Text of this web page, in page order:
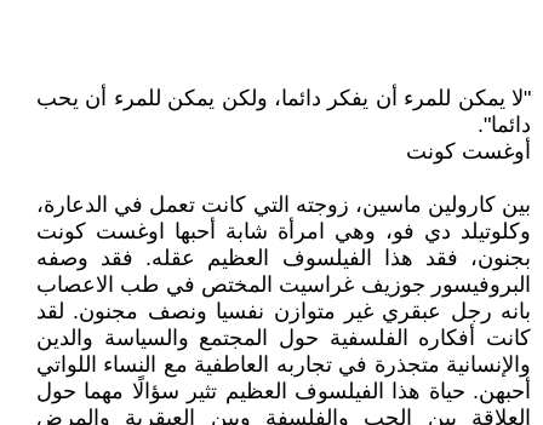
"لا يمكن للمرء أن يفكر دائما، ولكن يمكن للمرء أن يحب
دائما".
أوغست كونت
بين كارولين ماسين، زوجته التي كانت تعمل في الدعارة،
وكلوتيلد دي فو، وهي امرأة شابة أحبها اوغست كونت
بجنون، فقد هذا الفيلسوف العظيم عقله. فقد وصفه
البروفيسور جوزيف غراسيت المختص في طب الاعصاب
بانه رجل عبقري غير متوازن نفسيا ونصف مجنون. لقد
كانت أفكاره الفلسفية حول المجتمع والسياسة والدين
والإنسانية متجذرة في تجاربه العاطفية مع النساء اللواتي
أحبهن. حياة هذا الفيلسوف العظيم تثير سؤالًا مهما حول
العلاقة بين الحب والفلسفة وبين العبقرية والمرض